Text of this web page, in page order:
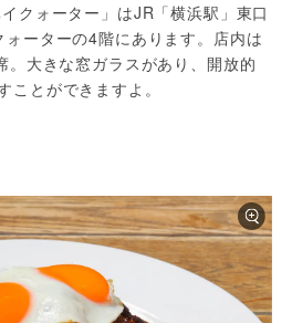
クォーター」はJR「横浜駅」東口
ーターの4階にあります。店内は
。大きな窓ガラスがあり、開放的
ことができますよ。